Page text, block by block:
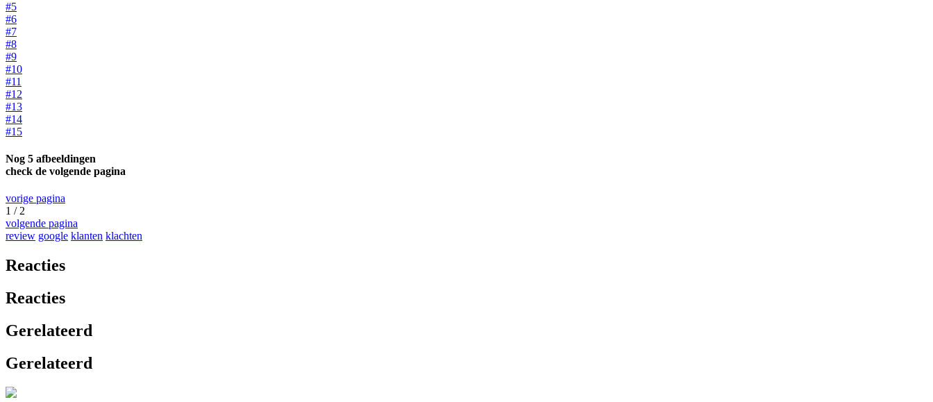
#5
#6
#7
#8
#9
#10
#11
#12
#13
#14
#15
Nog 5 afbeeldingen
check de volgende pagina
vorige pagina
1 / 2
volgende pagina
review google klanten klachten
Reacties
Reacties
Gerelateerd
Gerelateerd